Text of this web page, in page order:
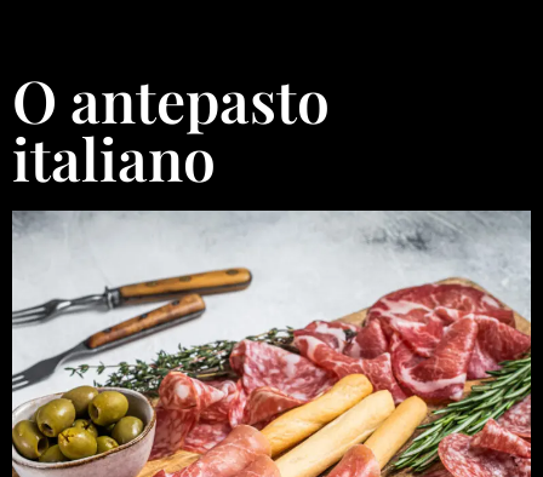
O antepasto
italiano